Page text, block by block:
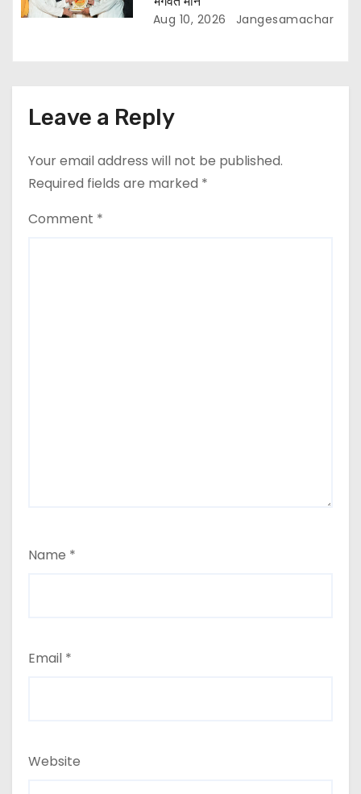
Aug 10, 2026 Jangesamachar
Leave a Reply
Your email address will not be published.
Required fields are marked *
Comment *
Name *
Email *
Website